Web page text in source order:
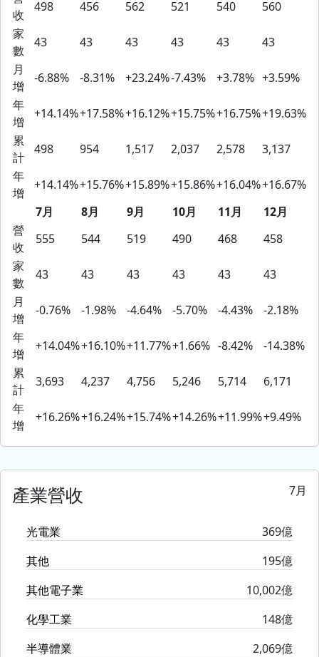
收
498 456 562 521 540
560
家
數
43 43 43 43 43
43
月
增
-6.88% -8.31% +23.24%-7.43% +3.78% +3.59%
年
增
+14.14%+17.58%+16.12%+15.75%+16.75%+19.63%
累
計
498 954 1,517 2,037 2,578
3,137
年
增
+14.14%+15.76%+15.89%+15.86%+16.04%+16.67%
7月
8月 9月 10月 11月
12月
營
收
555 544 519 490 468
458
家
數
43 43 43 43 43
43
月
增
-0.76% -1.98% -4.64% -5.70% -4.43%
-2.18%
年
增
+14.04%+16.10%+11.77%+1.66% -8.42%
-14.38%
累
計
3,693 4,237 4,756 5,246 5,714
6,171
年
增
+16.26%+16.24%+15.74%+14.26%+11.99%+9.49%
產業營收 7月
光電業
369億
其他
195億
其他電子業
10,002億
化學工業
148億
半導體業
2,069億